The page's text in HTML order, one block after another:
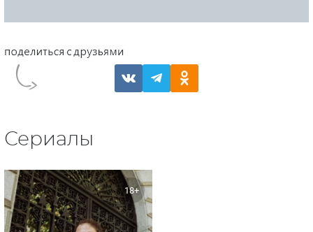
Сериалы
18+